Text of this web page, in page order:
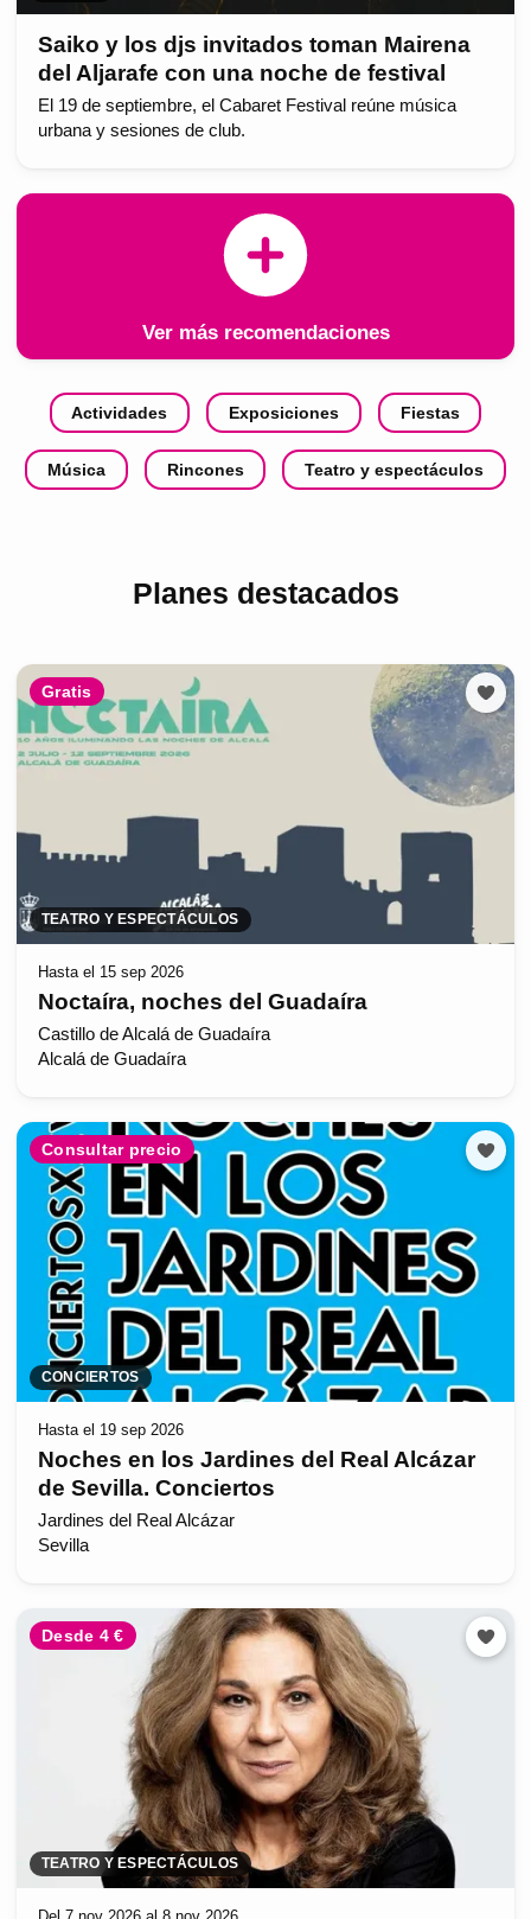
Saiko y los djs invitados toman Mairena
del Aljarafe con una noche de festival
El 19 de septiembre, el Cabaret Festival reúne música
urbana y sesiones de club.
Ver más recomendaciones
Actividades Exposiciones Fiestas
Música Rincones Teatro y espectáculos
Planes destacados
Gratis
TEATRO Y ESPECTÁCULOS
Hasta el 15 sep 2026
Noctaíra, noches del Guadaíra
Castillo de Alcalá de Guadaíra
Alcalá de Guadaíra
Consultar precio
CONCIERTOS
Hasta el 19 sep 2026
Noches en los Jardines del Real Alcázar
de Sevilla. Conciertos
Jardines del Real Alcázar
Sevilla
Desde 4 €
TEATRO Y ESPECTÁCULOS